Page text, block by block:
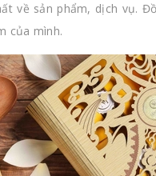
về sản phẩm, dịch vụ.
của mình.